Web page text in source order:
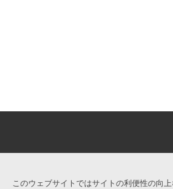
このウェブサイトではサイトの利便性の向